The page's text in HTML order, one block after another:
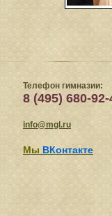
Телефон гимназии:
8 (495) 680-92-
info@mgl.ru
Мы ВКонтакте